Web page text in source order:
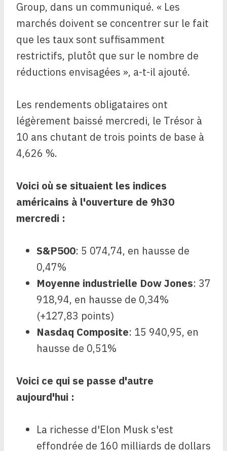
Group, dans un communiqué. « Les
marchés doivent se concentrer sur le fait
que les taux sont suffisamment
restrictifs, plutôt que sur le nombre de
réductions envisagées », a-t-il ajouté.
Les rendements obligataires ont
légèrement baissé mercredi, le Trésor à
10 ans chutant de trois points de base à
4,626 %.
Voici où se situaient les indices
américains à l'ouverture de 9h30
mercredi :
S&P500: 5 074,74, en hausse de
0,47%
Moyenne industrielle Dow Jones: 37
918,94, en hausse de 0,34%
(+127,83 points)
Nasdaq Composite: 15 940,95, en
hausse de 0,51%
Voici ce qui se passe d'autre
aujourd'hui :
La richesse d'Elon Musk s'est
effondrée de 160 milliards de dollars